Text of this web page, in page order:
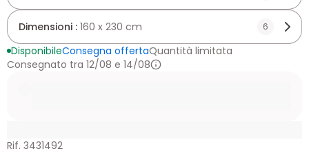
Dimensioni : 160 x 230 cm 6
DisponibileConsegna offertaQuantità limitata
Consegnato tra 12/08 e 14/08
Rif. 3431492